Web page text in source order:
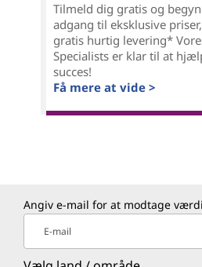
Tilmeld dig gratis og
adgang til eksklusive
gratis hurtig levering*
Specialists er klar til at
succes!
Få mere at vide >
Angiv e-mail for at modtage
E-mail